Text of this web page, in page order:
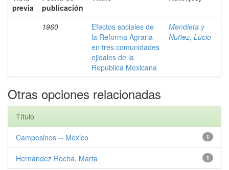
previa
publicación
1960
Efectos sociales de
la Reforma Agraria
en tres comunidades
ejidales de la
República Mexicana
Mendieta y
Nuñez, Lucio
Otras opciones relacionadas
Título
1
Campesinos -- México
1
Hernandez Rocha, Marta